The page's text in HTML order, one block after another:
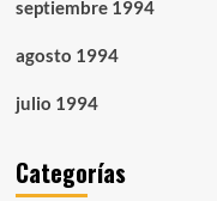
septiembre 1994
agosto 1994
julio 1994
Categorías